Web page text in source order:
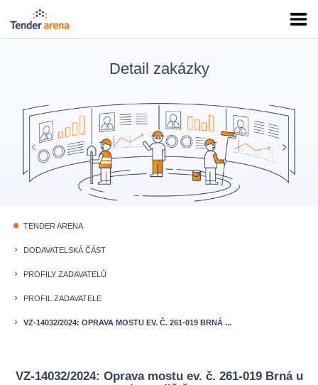
Detail zakázky
fiber_manual_record TENDER ARENA
keyboard_arrow_right DODAVATELSKÁ ČÁST
keyboard_arrow_right PROFILY ZADAVATELŮ
keyboard_arrow_right PROFIL ZADAVATELE
keyboard_arrow_right VZ-14032/2024: OPRAVA MOSTU EV. Č. 261-019 BRNÁ ...
VZ-14032/2024: Oprava mostu ev. č. 261-019 Brná u